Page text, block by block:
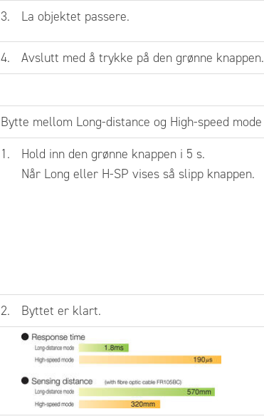
3. La objektet passere.
4. Avslutt med å trykke på den grønne knappen.
Bytte mellom Long-distance og High-speed mode
1.
Hold inn den grønne knappen i 5 s.
Når Long eller H-SP vises så slipp knappen.
2. Byttet er klart.